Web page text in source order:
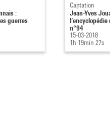
:
guerres
Captation
Jean-Yves
l’encyclopédie
n°94
15-03-2018
1h 19min 27s